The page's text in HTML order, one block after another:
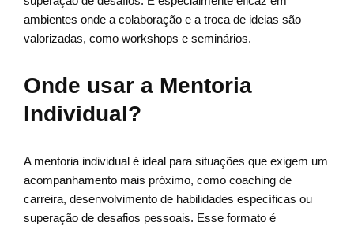
ambientes onde a colaboração e a troca de ideias são
valorizadas, como workshops e seminários.
Onde usar a Mentoria
Individual?
A mentoria individual é ideal para situações que exigem um
acompanhamento mais próximo, como coaching de
carreira, desenvolvimento de habilidades específicas ou
superação de desafios pessoais. Esse formato é